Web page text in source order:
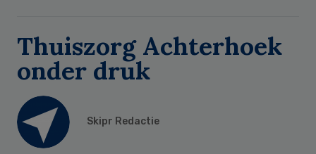
Thuiszorg Achterhoek
onder druk
Skipr Redactie